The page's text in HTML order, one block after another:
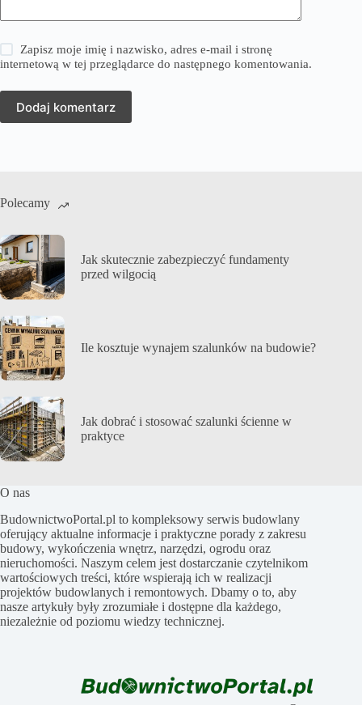
Zapisz moje imię i nazwisko, adres e-mail i stronę
internetową w tej przeglądarce do następnego komentowania.
Dodaj komentarz
Polecamy
Jak skutecznie zabezpieczyć fundamenty
przed wilgocią
Ile kosztuje wynajem szalunków na budowie?
Jak dobrać i stosować szalunki ścienne w
praktyce
O nas
BudownictwoPortal.pl to kompleksowy serwis budowlany
oferujący aktualne informacje i praktyczne porady z zakresu
budowy, wykończenia wnętrz, narzędzi, ogrodu oraz
nieruchomości. Naszym celem jest dostarczanie czytelnikom
wartościowych treści, które wspierają ich w realizacji
projektów budowlanych i remontowych. Dbamy o to, aby
nasze artykuły były zrozumiałe i dostępne dla każdego,
niezależnie od poziomu wiedzy technicznej.